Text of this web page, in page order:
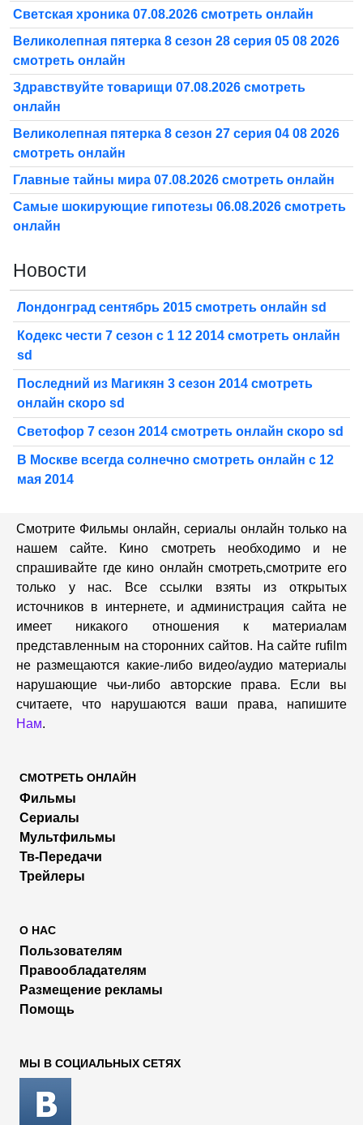
Светская хроника 07.08.2026 смотреть онлайн
Великолепная пятерка 8 сезон 28 серия 05 08 2026
смотреть онлайн
Здравствуйте товарищи 07.08.2026 смотреть
онлайн
Великолепная пятерка 8 сезон 27 серия 04 08 2026
смотреть онлайн
Главные тайны мира 07.08.2026 смотреть онлайн
Самые шокирующие гипотезы 06.08.2026 смотреть
онлайн
Новости
Лондонград сентябрь 2015 смотреть онлайн sd
Кодекс чести 7 сезон с 1 12 2014 смотреть онлайн
sd
Последний из Магикян 3 сезон 2014 смотреть
онлайн скоро sd
Светофор 7 сезон 2014 смотреть онлайн скоро sd
В Москве всегда солнечно смотреть онлайн с 12
мая 2014
Смотрите Фильмы онлайн, сериалы онлайн только на
нашем сайте. Кино смотреть необходимо и не
спрашивайте где кино онлайн смотреть,cмотрите его
только у нас. Все ссылки взяты из открытых
источников в интернете, и администрация сайта не
имеет никакого отношения к материалам
представленным на сторонних сайтов. На сайте rufilm
не размещаются какие-либо видео/аудио материалы
нарушающие чьи-либо авторские права. Если вы
считаете, что нарушаются ваши права, напишите
Нам.
СМОТРЕТЬ ОНЛАЙН
Фильмы
Сериалы
Мультфильмы
Тв-Передачи
Трейлеры
О НАС
Пользователям
Правообладателям
Размещение рекламы
Помощь
МЫ В СОЦИАЛЬНЫХ СЕТЯХ